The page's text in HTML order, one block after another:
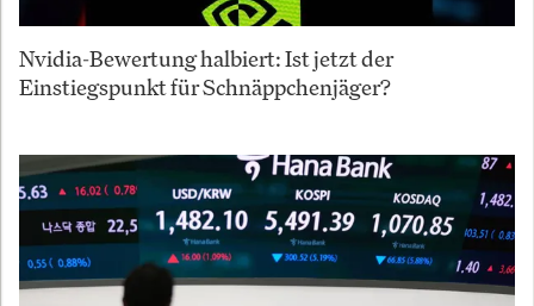
Nvidia-Bewertung halbiert: Ist jetzt der
Einstiegspunkt für Schnäppchenjäger?